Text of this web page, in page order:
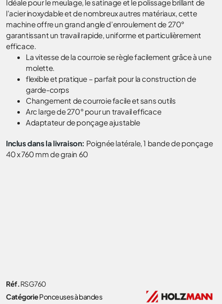
Idéale pour le meulage, le satinage et le polissage brillant de
l’acier inoxydable et de nombreux autres matériaux, cette
machine offre un grand angle d’enroulement de 270°
garantissant un travail rapide, uniforme et particulièrement
efficace.
La vitesse de la courroie se règle facilement grâce à une
molette.
flexible et pratique – parfait pour la construction de
garde-corps
Changement de courroie facile et sans outils
Arc large de 270° pour un travail efficace
Adaptateur de ponçage ajustable
Inclus dans la livraison: Poignée latérale, 1 bande de ponçage
40 x 760 mm de grain 60
Réf.RSG760
CatégoriePonceuses à bandes